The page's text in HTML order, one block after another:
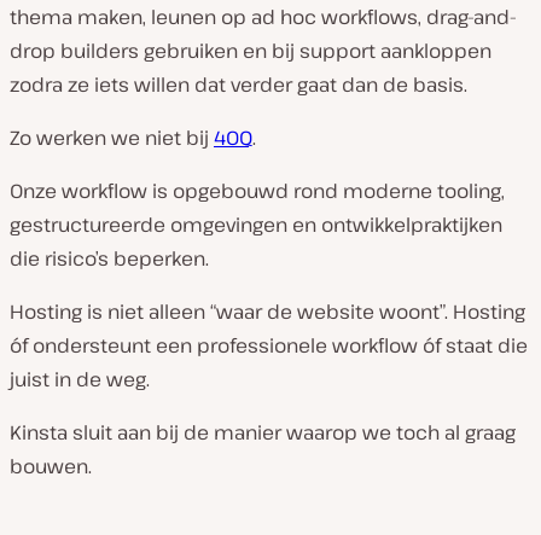
thema maken, leunen op ad hoc workflows, drag-and-
drop builders gebruiken en bij support aankloppen
zodra ze iets willen dat verder gaat dan de basis.
Zo werken we niet bij 40Q.
Onze workflow is opgebouwd rond moderne tooling,
gestructureerde omgevingen en ontwikkelpraktijken
die risico’s beperken.
Hosting is niet alleen “waar de website woont”. Hosting
óf ondersteunt een professionele workflow óf staat die
juist in de weg.
Kinsta sluit aan bij de manier waarop we toch al graag
bouwen.